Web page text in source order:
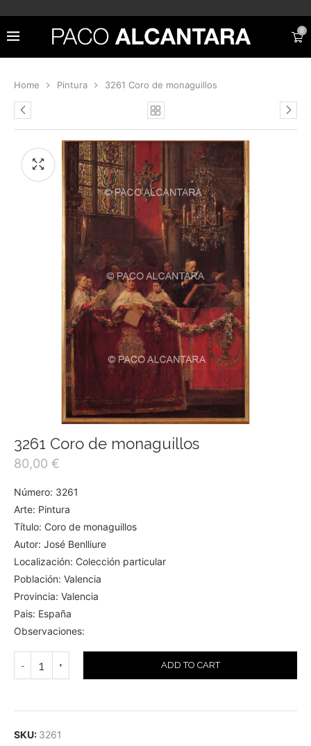
0
Home Pintura 3261 Coro de monaguillos
3261 Coro de monaguillos
80,00 €
Número: 3261
Arte: Pintura
Título: Coro de monaguillos
Autor: José Benlliure
Localización: Colección particular
Población: Valencia
Provincia: Valencia
Pais: España
Observaciones:
ADD TO CART
SKU: 3261